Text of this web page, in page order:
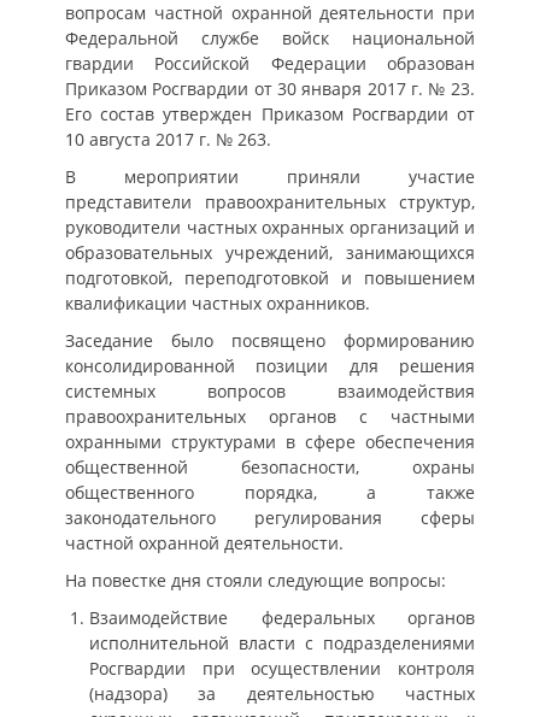
вопросам частной охранной деятельности при
Федеральной службе войск национальной
гвардии Российской Федерации образован
Приказом Росгвардии от 30 января 2017 г. № 23.
Его состав утвержден Приказом Росгвардии от
10 августа 2017 г. № 263.
В мероприятии приняли участие
представители правоохранительных структур,
руководители частных охранных организаций и
образовательных учреждений, занимающихся
подготовкой, переподготовкой и повышением
квалификации частных охранников.
Заседание было посвящено формированию
консолидированной позиции для решения
системных вопросов взаимодействия
правоохранительных органов с частными
охранными структурами в сфере обеспечения
общественной безопасности, охраны
общественного порядка, а также
законодательного регулирования сферы
частной охранной деятельности.
На повестке дня стояли следующие вопросы:
Взаимодействие федеральных органов
исполнительной власти с подразделениями
Росгвардии при осуществлении контроля
(надзора) за деятельностью частных